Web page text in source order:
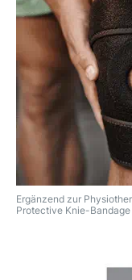
Ergänzend zur
Protective Knie-